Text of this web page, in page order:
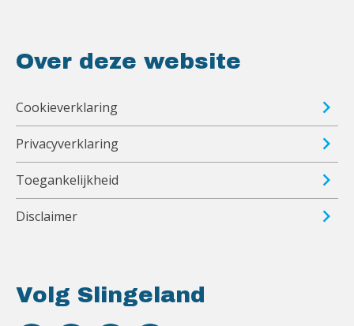
Volg Slingeland
Over deze website
Cookieverklaring
Privacyverklaring
Toegankelijkheid
Disclaimer